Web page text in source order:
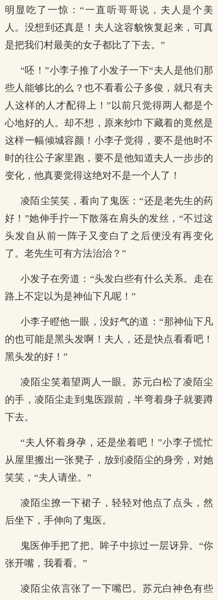
明显吃了一惊：“一直听哥哥说，夫人是个美
人。没想到还真是！夫人这容貌恢复起来，可真
是把我们村最美的女子都比了下去。”
“呸！”小李子推了小发子一下“夫人是他们那
些人能够比的么？也不看看公子多俊，就只有夫
人这样的人才配得上！”以前只觉得两人都是个
心地好的人。却不想，原来纱巾下藏着的竟然是
这样一幅倾城容颜！小李子觉得，要不是他时不
时的往公子家里跑，要不是他知道夫人一步步的
变化，他真要觉得这绝对不是一个人了！
凌陌尘笑笑，看向了鬼医：“还是老先生的药
好！”她伸手拧一下散落在肩头的发丝，“不过这
头发自从前一阵子又变白了之后便没有再变化
了。老先生可有方法治治？”
小发子在旁道：“头发白些有什么关系。走在
路上不定以为是神仙下凡呢！”
小李子瞪他一眼，没好气的道：“那神仙下凡
的也可能是黑头发啊！夫人，还是快点看看吧！
黑头发的好！”
凌陌尘笑着望两人一眼。苏元白松了凌陌尘
的手，凌陌尘走到鬼医跟前，半弯着身子就要蹲
下去。
“夫人怀着身孕，还是坐着吧！”小李子慌忙
从屋里搬出一张凳子，放到凌陌尘的身旁，对她
笑笑，“夫人请坐。”
凌陌尘撩一下裙子，轻轻对他点了点头，然
后坐下，手伸向了鬼医。
鬼医伸手把了把。眸子中掠过一层讶异。“你
张开嘴，我看看。”
凌陌尘依言张了一下嘴巴。苏元白神色有些